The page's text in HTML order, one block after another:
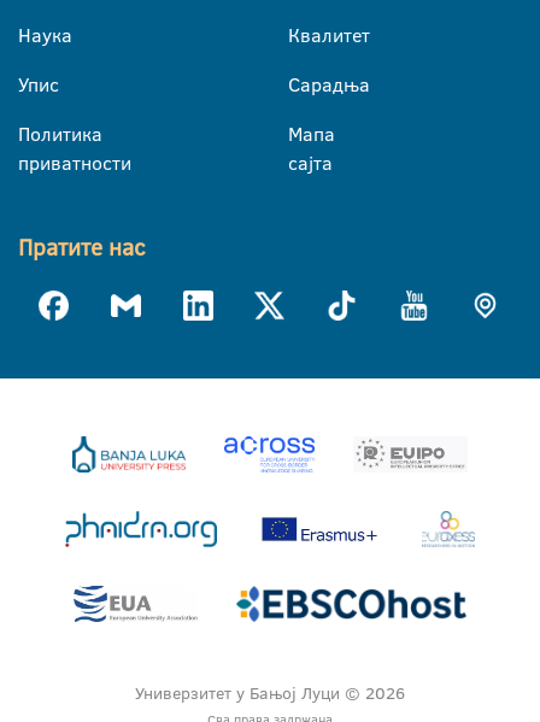
Наука
Упис
Политика
приватности
Квалитет
Сарадња
Мапа
сајта
Пратите нас
Универзитет у Бањој Луци © 2026